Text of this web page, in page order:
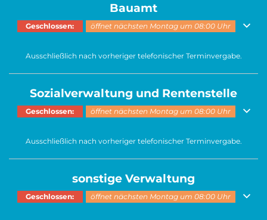
Bauamt
Klicken, um weitere Öffnungs- oder Schließzeiten auszublenden
Geschlossen: öffnet nächsten Montag um 08:00 Uhr
Ausschließlich nach vorheriger telefonischer Terminvergabe.
Sozialverwaltung und Rentenstelle
Klicken, um weitere Öffnungs- oder Schließzeiten auszublenden
Geschlossen: öffnet nächsten Montag um 08:00 Uhr
Ausschließlich nach vorheriger telefonischer Terminvergabe.
sonstige Verwaltung
Klicken, um weitere Öffnungs- oder Schließzeiten auszublenden
Geschlossen: öffnet nächsten Montag um 08:00 Uhr